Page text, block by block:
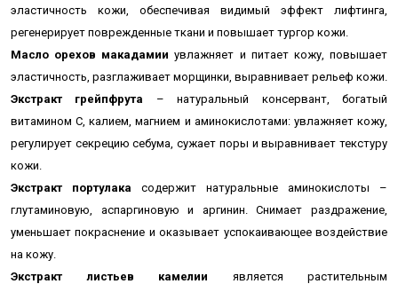
эластичность кожи, обеспечивая видимый эффект лифтинга,
регенерирует поврежденные ткани и повышает тургор кожи.
Масло орехов макадамии увлажняет и питает кожу,повышает
эластичность, разглаживает морщинки, выравнивает рельеф кожи.
Экстракт грейпфрута – натуральный консервант, богатый
витамином С, калием, магнием и аминокислотами: увлажняет кожу,
регулирует секрецию себума, сужает поры и выравнивает текстуру
кожи.
Экстракт портулака содержит натуральные аминокислоты –
глутаминовую, аспаргиновую и аргинин. Снимает раздражение,
уменьшает покраснение и оказывает успокаивающее воздействие
на кожу.
Экстракт листьев камелии является растительным